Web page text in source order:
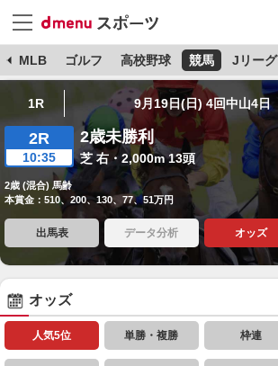
MLB ゴルフ 高校野球 競馬 Jリーグ
1R 9月19日(日) 4回中山4日
2R
10:35
2歳未勝利
芝 右・2,000m 13頭
2歳 (混合) 馬齢
本賞金：510、200、130、77、51万円
出馬表 データ分析 オッズ
オッズ
人気5位 単勝・複勝 枠連